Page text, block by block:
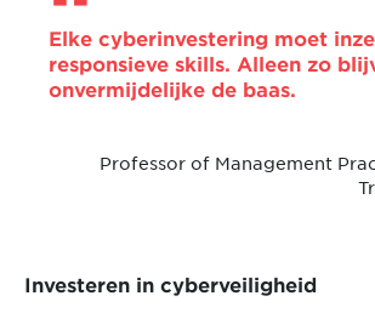
Elke cyberinvestering moet
responsieve skills. Alleen zo
onvermijdelijke de baas.
Professor of Management
Investeren in cyberveiligheid